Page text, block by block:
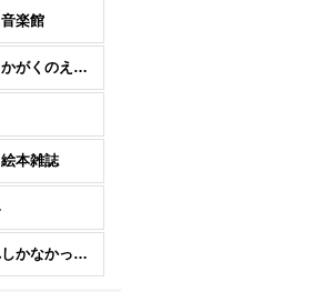
楽館
がくしゅうとかがくのえほん
本雑誌
ぼくにはこれしかなかった。